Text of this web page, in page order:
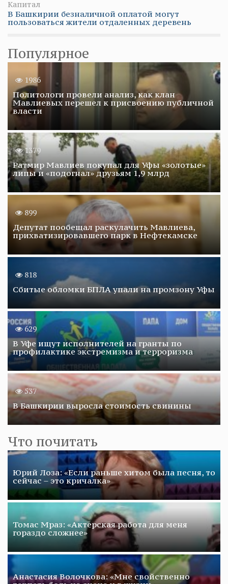
Капитал
В Башкирии безналичной оплатой могут
пользоваться жители отдаленных деревень
Популярное
1986
Политологи провели анализ, как клан
Мавлиевых перешел к присвоению публичной
власти
1379
Ратмир Мавлиев покупал для Уфы «золотые»
липы и «подогнал» друзьям 1,9 млрд
899
Депутат пообещал раскулачить Мавлиева,
прихватизировавшего парк в Нефтекамске
818
Сбитые обломки БПЛА упали на промзону Уфы
629
В Уфе ищут исполнителей на гранты по
профилактике экстремизма и терроризма
537
В Башкирии выросла стоимость свинины
Что почитать
Юрий Лоза: «Если раньше хитом была песня, то
сейчас – это кричалка»
Томас Мраз: «Актерская работа для меня
гораздо сложнее»
Анастасия Волочкова: «Мне свойственно